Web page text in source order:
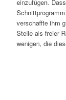
einzufügen.
verschaffte ihm
Stelle als freier
wenigen, die